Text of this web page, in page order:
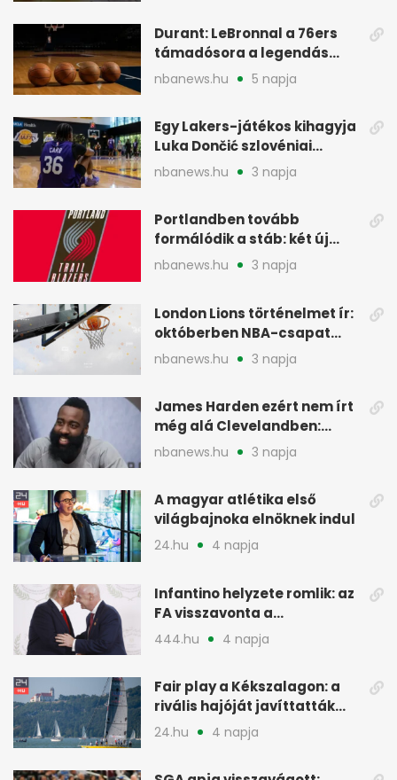
Durant: LeBronnal a 76ers
támadósora a legendás
Warriorsra emlékeztet
nbanews.hu 5 napja
Egy Lakers-játékos kihagyja
Luka Dončić szlovéniai
minicampjét
nbanews.hu 3 napja
Portlandben tovább
formálódik a stáb: két új
szakember a Blazersnél
nbanews.hu 3 napja
London Lions történelmet ír:
októberben NBA-csapat
ellen lép pályára
nbanews.hu 3 napja
James Harden ezért nem írt
még alá Clevelandben:
pénzügyi okok
nbanews.hu 3 napja
A magyar atlétika első
világbajnoka elnöknek indul
24.hu 4 napja
Infantino helyzete romlik: az
FA visszavonta a
támogatását, jöhet a
444.hu 4 napja
Fair play a Kékszalagon: a
rivális hajóját javíttatták
meg
24.hu 4 napja